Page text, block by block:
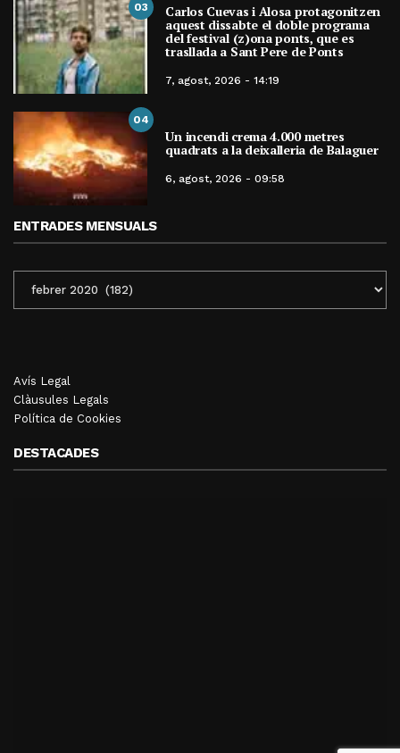
03 Carlos Cuevas i Alosa protagonitzen
aquest dissabte el doble programa
del festival (z)ona ponts, que es
trasllada a Sant Pere de Ponts
7, agost, 2026 - 14:19
04
Un incendi crema 4.000 metres
quadrats a la deixalleria de Balaguer
6, agost, 2026 - 09:58
ENTRADES MENSUALS
MENSUALS
Avís Legal
Clàusules Legals
Política de Cookies
DESTACADES